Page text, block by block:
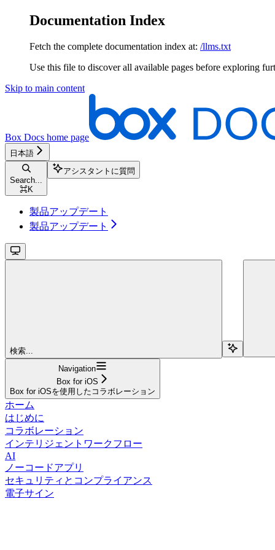
Documentation Index
Fetch the complete documentation index at: /llms.txt
Use this file to discover all available pages before exploring
Skip to main content
Box Docs home page
日本語
Search...
⌘K
アシスタントに質問
製品アップデート
製品アップデート
検索...
Navigation
Box for iOS
Box for iOSを使用したコラボレーション
ホーム
はじめに
コラボレーション
インテリジェントワークフロー
AI
ノーコードアプリ
セキュリティとコンプライアンス
電子サイン